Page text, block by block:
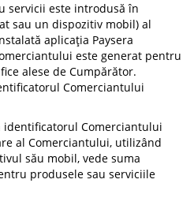
servicii este introdusă în
sau un dispozitiv mobil) al
aplicația Paysera
este generat pentru
alese de Cumpărător.
Comerciantului
identificatorul Comerciantului
al Comerciantului, utilizând
său mobil, vede suma
produsele sau serviciile